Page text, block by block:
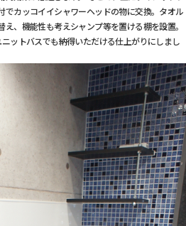
でカッコイイシャワーヘッドの物に交換。タオル
、機能性も考えシャンプ等を置ける棚を設置。
ットバスでも納得いただける仕上がりにしまし